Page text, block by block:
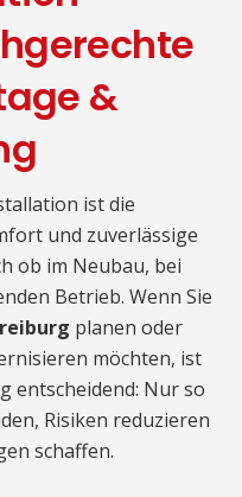
&
ist die
und zuverlässige
ob im Neubau, bei
Betrieb. Wenn Sie
planen oder
möchten, ist
entscheidend: Nur so
Risiken reduzieren
schaffen.